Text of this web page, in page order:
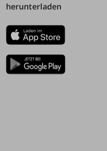
herunterladen